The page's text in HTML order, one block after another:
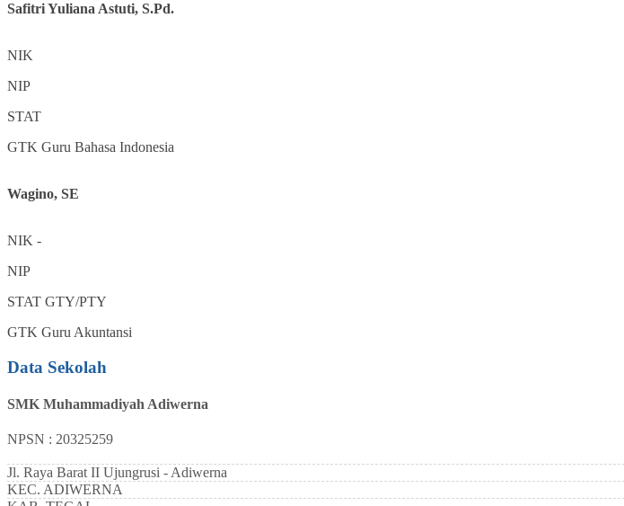
Safitri Yuliana Astuti, S.Pd.
NIK
NIP
STAT
GTK Guru Bahasa Indonesia
Wagino, SE
NIK -
NIP
STAT GTY/PTY
GTK Guru Akuntansi
Data Sekolah
SMK Muhammadiyah Adiwerna
NPSN : 20325259
Jl. Raya Barat II Ujungrusi - Adiwerna
KEC. ADIWERNA